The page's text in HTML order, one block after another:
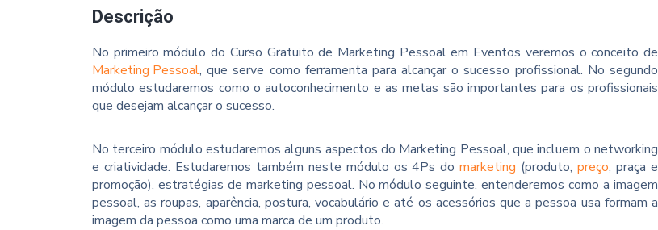
Descrição
No primeiro módulo do Curso Gratuito de Marketing Pessoal em Eventos veremos o conceito de
Marketing Pessoal, que serve como ferramenta para alcançar o sucesso profissional. No segundo
módulo estudaremos como o autoconhecimento e as metas são importantes para os profissionais
que desejam alcançar o sucesso.
No terceiro módulo estudaremos alguns aspectos do Marketing Pessoal, que incluem o networking
e criatividade. Estudaremos também neste módulo os 4Ps domarketing (produto,preço, praça e
promoção), estratégias de marketing pessoal. No módulo seguinte, entenderemos como a imagem
pessoal, as roupas, aparência, postura, vocabulário e até os acessórios que a pessoa usa formam a
imagem da pessoa como uma marca de um produto.